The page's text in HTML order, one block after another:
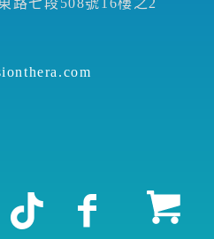
路七段508號16樓之2